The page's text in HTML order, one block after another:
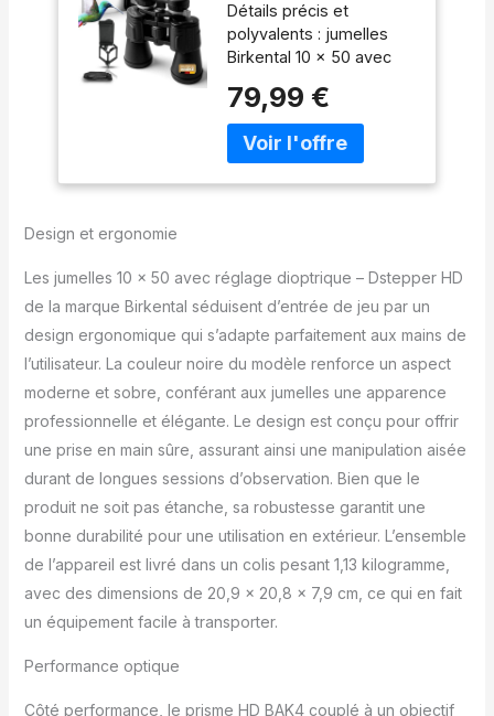
Dstepper HD,
prisme BAK4 &
objectif FMC –
Convient aux
porteurs de lunettes
– Grand champ de
vision et image
Détails précis et
polyvalents : jumelles
Birkental 10 x 50 avec
objectif FMC pour des
images claires et
contrastées. Large
Mise au point facile :
grâce au réglage en
continu de la dioptrie, les
jumelles peuvent être
individuellement à
chaque œil. Parfait pour
les porteurs de lunettes
et mise au point rapide
dans toutes les
situations. VISIBILITÉ
PRÉCISE : observez des
objets de 2 m à plus de
1000 m avec des images
claires et détaillées.
Design léger pour une
également comme verre
79,99 €
Design et ergonomie
Les jumelles 10 x 50 avec réglage dioptrique – Dstepper HD
de la marque Birkental séduisent d’entrée de jeu par un
design ergonomique qui s’adapte parfaitement aux mains de
l’utilisateur. La couleur noire du modèle renforce un aspect
moderne et sobre, conférant aux jumelles une apparence
professionnelle et élégante. Le design est conçu pour offrir
une prise en main sûre, assurant ainsi une manipulation aisée
durant de longues sessions d’observation. Bien que le
produit ne soit pas étanche, sa robustesse garantit une
bonne durabilité pour une utilisation en extérieur. L’ensemble
de l’appareil est livré dans un colis pesant 1,13 kilogramme,
avec des dimensions de 20,9 x 20,8 x 7,9 cm, ce qui en fait
un équipement facile à transporter.
Performance optique
Côté performance, le prisme HD BAK4 couplé à un objectif